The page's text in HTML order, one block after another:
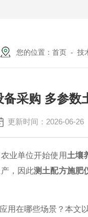
您的位置：首页 -技
采购 多参数
更新时间：2026-06-
业单位开始使用 土壤
，因此测土配方施肥
用在哪些场景？本文